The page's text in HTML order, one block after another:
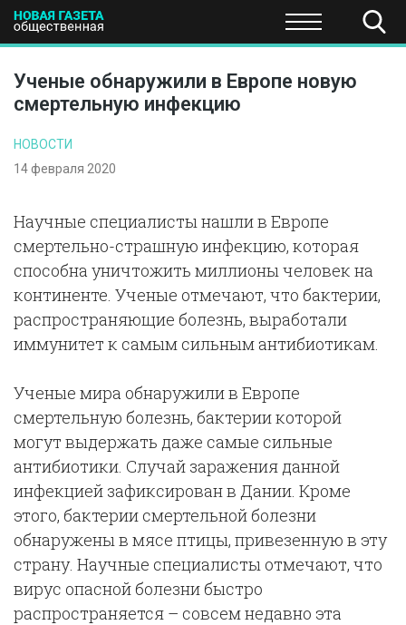
ПОЛИТИКА ЭКОНОМИКА НАУКА И
Ученые обнаружили в Европе новую
смертельную инфекцию
НОВОСТИ
14 февраля 2020
Научные специалисты нашли в Европе
смертельно-страшную инфекцию, которая
способна уничтожить миллионы человек на
континенте. Ученые отмечают, что бактерии,
распространяющие болезнь, выработали
иммунитет к самым сильным антибиотикам.
Ученые мира обнаружили в Европе
смертельную болезнь, бактерии которой
могут выдержать даже самые сильные
антибиотики. Случай заражения данной
инфекцией зафиксирован в Дании. Кроме
этого, бактерии смертельной болезни
обнаружены в мясе птицы, привезенную в эту
страну. Научные специалисты отмечают, что
вирус опасной болезни быстро
распространяется – совсем недавно эта